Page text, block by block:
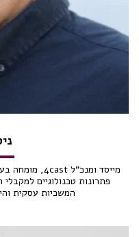
פתרונות טכנולוגיים
המשכיות עסקית